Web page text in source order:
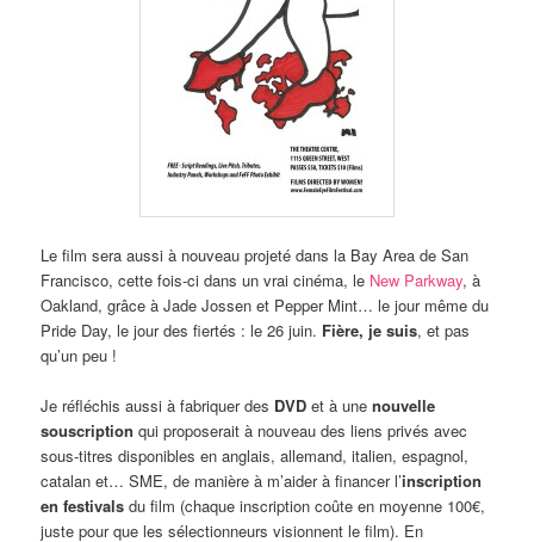
Le film sera aussi à nouveau projeté dans la Bay Area de San
Francisco, cette fois-ci dans un vrai cinéma, le New Parkway, à
Oakland, grâce à Jade Jossen et Pepper Mint… le jour même du
Pride Day, le jour des fiertés : le 26 juin. Fière, je suis, et pas
qu’un peu !
Je réfléchis aussi à fabriquer des DVD et à unenouvelle
souscription qui proposerait à nouveau des liens privés avec
sous-titres disponibles en anglais, allemand, italien, espagnol,
catalan et… SME, de manière à m’aider à financer l’inscription
en festivals du film (chaque inscription coûte en moyenne 100€,
juste pour que les sélectionneurs visionnent le film). En